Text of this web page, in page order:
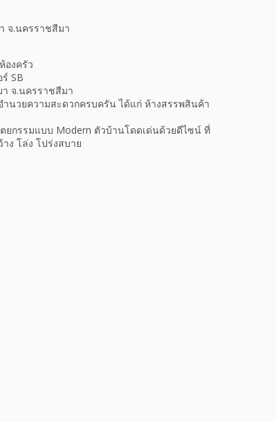
จ.นครราชสีมา
องครัว
SB
จ.นครราชสีมา
ำนวยความสะดวกครบครัน ได้แก่ ห้างสรรพสินค้า
กรรมแบบ Modern ตัวบ้านโดดเด่นด้วยดีไซน์ ที่
ง โล่ง โปร่งสบาย